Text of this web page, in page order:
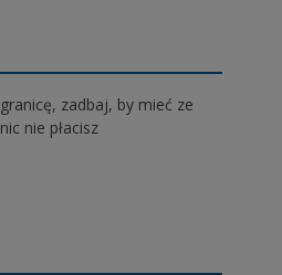
zadbaj, by mieć ze
nie płacisz